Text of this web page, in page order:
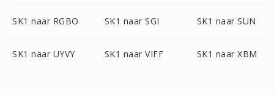
SK1 naar RGBO SK1 naar SGI SK1 naar SUN
SK1 naar UYVY SK1 naar VIFF SK1 naar XBM